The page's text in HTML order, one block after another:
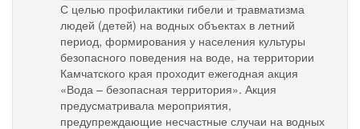
С целью профилактики гибели и травматизма
людей (детей) на водных объектах в летний
период, формирования у населения культуры
безопасного поведения на воде, на территории
Камчатского края проходит ежегодная акция
«Вода – безопасная территория». Акция
предусматривала мероприятия,
предупреждающие несчастные случаи на водных